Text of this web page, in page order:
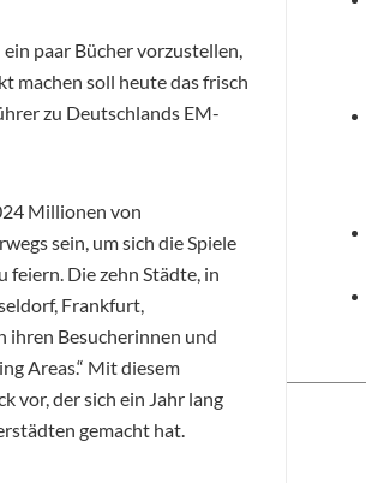
paar Bücher vorzustellen,
machen soll heute das frisch
zu Deutschlands EM-
Millionen von
sein, um sich die Spiele
feiern. Die zehn Städte, in
Frankfurt,
ihren Besucherinnen und
Areas.“ Mit diesem
vor, der sich ein Jahr lang
gemacht hat.